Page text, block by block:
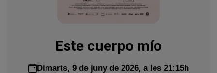
Este cuerpo mío
Dimarts, 9 de juny de 2026, a les 21:15h